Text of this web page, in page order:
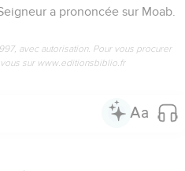
a prononcée sur Moab.
avec autorisation. Pour vous procurer
sur www.editionsbiblio.fr